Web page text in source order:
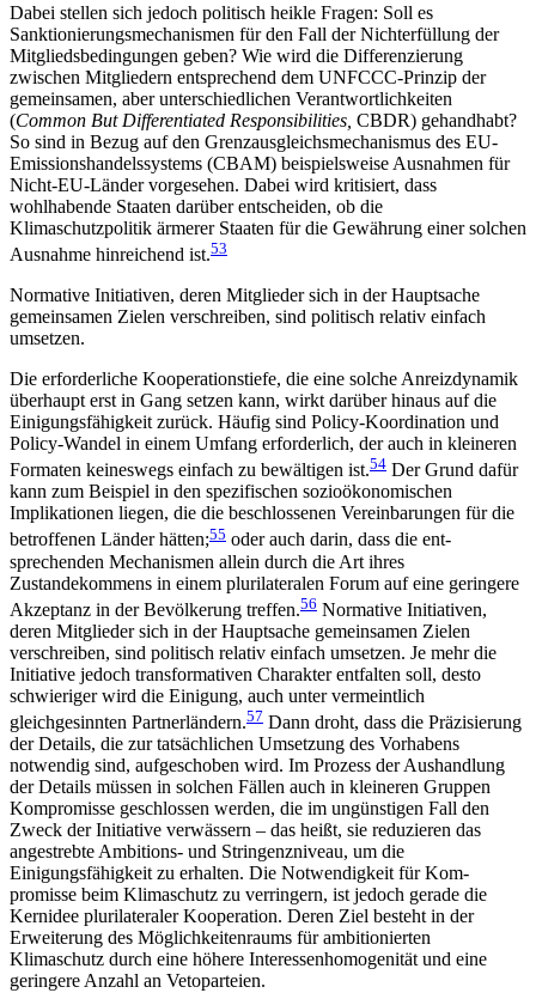
Dabei stellen sich jedoch politisch heikle Fragen: Soll es
Sanktionierungsmechanismen für den Fall der Nichterfüllung der
Mitgliedsbedingungen geben? Wie wird die Differenzierung
zwischen Mitgliedern ent­sprechend dem UNFCCC-Prinzip der
gemeinsamen, aber unterschiedlichen Verantwortlichkeiten
(Common But Differentiated Responsibilities, CBDR) gehandhabt?
So sind in Bezug auf den Grenzausgleichsmechanismus des EU-
Emissionshandelssystems (CBAM) beispiels­weise Ausnahmen für
Nicht-EU-Länder vorgesehen. Dabei wird kritisiert, dass
wohlhabende Staaten darüber entscheiden, ob die
Klimaschutzpolitik ärmerer Staaten für die Gewährung einer solchen
Ausnahme hinreichend ist.53
Normative Initiativen, deren Mitglie­der sich in der Hauptsache
gemein­samen Zielen verschreiben, sind politisch relativ einfach
umsetzen.
Die erforderliche Kooperationstiefe, die eine solche Anreizdynamik
überhaupt erst in Gang setzen kann, wirkt darüber hinaus auf die
Einigungsfähigkeit zurück. Häufig sind Policy-Koordination und
Policy-Wandel in einem Umfang erforderlich, der auch in kleineren
Formaten keineswegs einfach zu bewältigen ist.54 Der Grund dafür
kann zum Beispiel in den spezifischen sozioökonomischen
Implikationen lie­gen, die die beschlossenen Vereinbarungen für die
betrof­fenen Länder hätten;55 oder auch darin, dass die ent­
sprechenden Mechanismen allein durch die Art ihres
Zustandekommens in einem plurilateralen Forum auf eine geringere
Akzeptanz in der Bevölkerung tref­fen.56 Normative Initiativen,
deren Mitglieder sich in der Hauptsache gemeinsamen Zielen
verschreiben, sind politisch relativ einfach umsetzen. Je mehr die
Initiative jedoch transformativen Charakter entfalten soll, desto
schwieriger wird die Einigung, auch unter vermeintlich
gleichgesinnten Partnerländern.57 Dann droht, dass die Präzisierung
der Details, die zur tat­sächlichen Umsetzung des Vorhabens
notwendig sind, aufgeschoben wird. Im Prozess der Aushandlung
der Details müssen in solchen Fällen auch in kleine­ren Gruppen
Kompromisse geschlossen werden, die im ungünstigen Fall den
Zweck der Initiative ver­wässern – das heißt, sie reduzieren das
angestrebte Ambitions- und Stringenzniveau, um die
Einigungsfähigkeit zu erhalten. Die Notwendigkeit für Kom­
promisse beim Klimaschutz zu verringern, ist jedoch gerade die
Kernidee plurilateraler Kooperation. Deren Ziel besteht in der
Erweiterung des Möglichkeitenraums für ambitionierten
Klimaschutz durch eine höhere Interessenhomogenität und eine
geringere Anzahl an Vetoparteien.